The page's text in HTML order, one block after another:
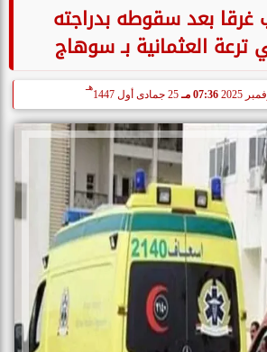
بعد سقوطه بدراجته
ترعة العثمانية بـ سوهاج
07:36 مـ 25 جمادى أول 1447
هـ